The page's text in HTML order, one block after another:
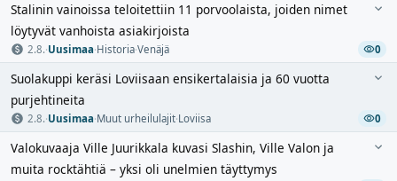
Stalinin vainoissa teloitettiin 11 porvoolaista, joiden nimet
löytyvät vanhoista asiakirjoista
2.8.·Uusimaa·Historia·Venäjä 0
Suolakuppi keräsi Loviisaan ensikertalaisia ja 60 vuotta
purjehtineita
2.8.·Uusimaa·Muut urheilulajit·Loviisa 0
Valokuvaaja Ville Juurikkala kuvasi Slashin, Ville Valon ja
muita rocktähtiä – yksi oli unelmien täyttymys